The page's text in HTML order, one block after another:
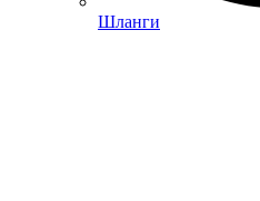
Шланги